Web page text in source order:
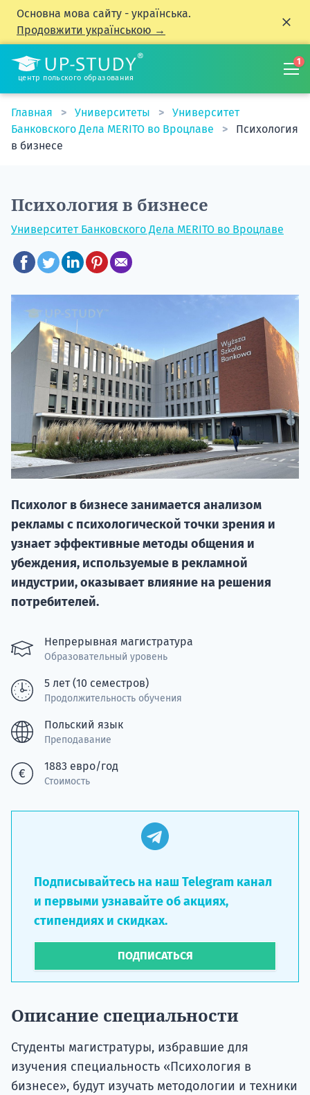
Основна мова сайту - українська.
Продовжити українською →
центр польского образования
1
Главная Университеты
Университет
Банковского Дела MERITO во Вроцлаве
Психология
в бизнесе
Психология в бизнесе
Университет Банковского Дела MERITO во Вроцлаве
Психолог в бизнесе занимается анализом
рекламы с психологической точки зрения и
узнает эффективные методы общения и
убеждения, используемые в рекламной
индустрии, оказывает влияние на решения
потребителей.
Непрерывная магистратура
Образовательный уровень
5 лет (10 семестров)
Продолжительность обучения
Польский язык
Преподавание
1883 евро/год
Стоимость
Подписывайтесь на наш Telegram канал
и первыми узнавайте об акциях,
стипендиях и скидках.
ПОДПИСАТЬСЯ
Описание специальности
Студенты магистратуры, избравшие для
изучения специальность «Психология в
бизнесе», будут изучать методологии и техники